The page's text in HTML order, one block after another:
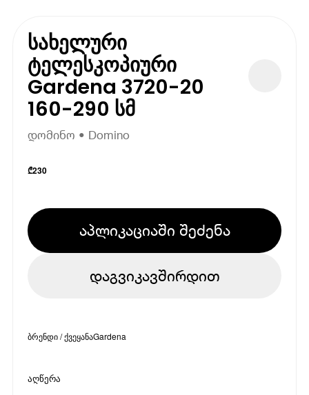
სახელური
ტელესკოპიური
Gardena 3720-20
160-290 სმ
დომინო • Domino
₾230
აპლიკაციაში შეძენა
დაგვიკავშირდით
ბრენდი / ქვეყანაGardena
აღწერა